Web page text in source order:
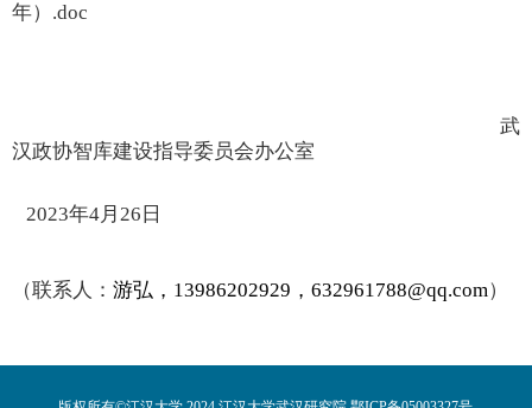
年）.doc
武
汉政协智库建设指导委员会办公室
2023年4月 26 日
（联系人： 游弘， 13986202929，632961788@qq.com）